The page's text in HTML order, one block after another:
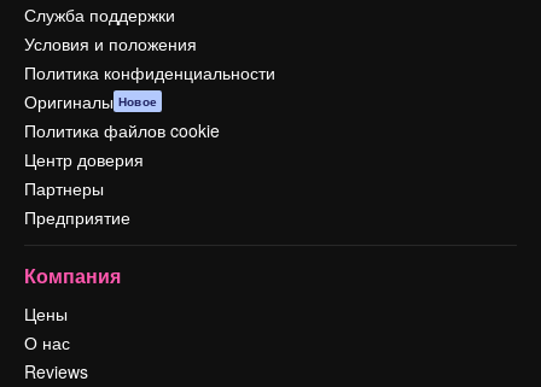
Служба поддержки
Условия и положения
Политика конфиденциальности
Оригиналы Новое
Политика файлов cookie
Центр доверия
Партнеры
Предприятие
Компания
Цены
О нас
Reviews